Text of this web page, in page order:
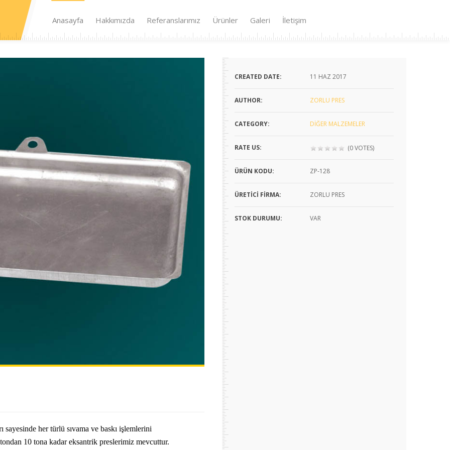
Anasayfa Hakkımızda Referanslarımız Ürünler Galeri İletişim
her türlü sıvama ve baskı işlemlerini
10 tona kadar eksantrik preslerimiz mevcuttur.
CREATED DATE: 11 HAZ 2017
AUTHOR: ZORLU PRES
CATEGORY: DIĞER MALZEMELER
RATE US: (0 VOTES)
ÜRÜN KODU: ZP-128
ÜRETICI FIRMA: ZORLU PRES
STOK DURUMU: VAR